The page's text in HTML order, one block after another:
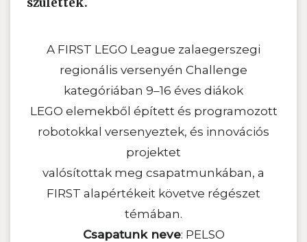
A FIRST LEGO League zalaegerszegi
regionális versenyén Challenge
kategóriában 9–16 éves diákok
LEGO elemekből épített és programozott
robotokkal versenyeztek, és innovációs
projektet
valósítottak meg csapatmunkában, a
FIRST alapértékeit követve régészet
témában.
Csapatunk neve: PELSO